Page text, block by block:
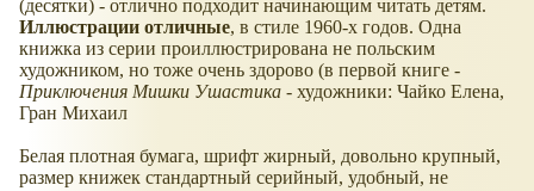
(десятки) - отлично подходит начинающим читать детям.
Иллюстрации отличные, в стиле 1960-х годов. Одна
книжка из серии проиллюстрирована не польским
художником, но тоже очень здорово (в первой книге -
Приключения Мишки Ушастика - художники: Чайко Елена,
Гран Михаил
Белая плотная бумага, шрифт жирный, довольно крупный,
размер книжек стандартный серийный, удобный, не